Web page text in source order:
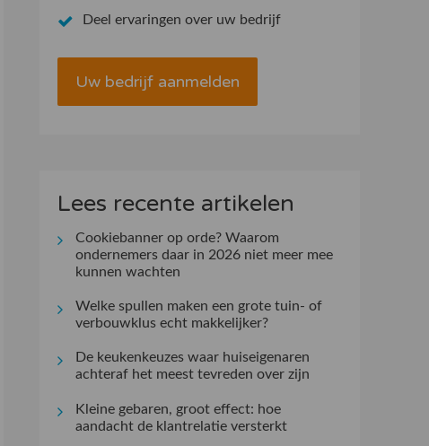
Deel ervaringen over uw bedrijf
Uw bedrijf aanmelden
Lees recente artikelen
Cookiebanner op orde? Waarom
ondernemers daar in 2026 niet meer mee
kunnen wachten
Welke spullen maken een grote tuin- of
verbouwklus echt makkelijker?
De keukenkeuzes waar huiseigenaren
achteraf het meest tevreden over zijn
Kleine gebaren, groot effect: hoe
aandacht de klantrelatie versterkt